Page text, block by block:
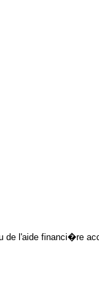
de l'aide financi�re